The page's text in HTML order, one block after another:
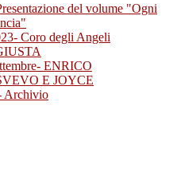
del volume "Ogni
Coro degli Angeli
ENRICO
E JOYCE
Archivio